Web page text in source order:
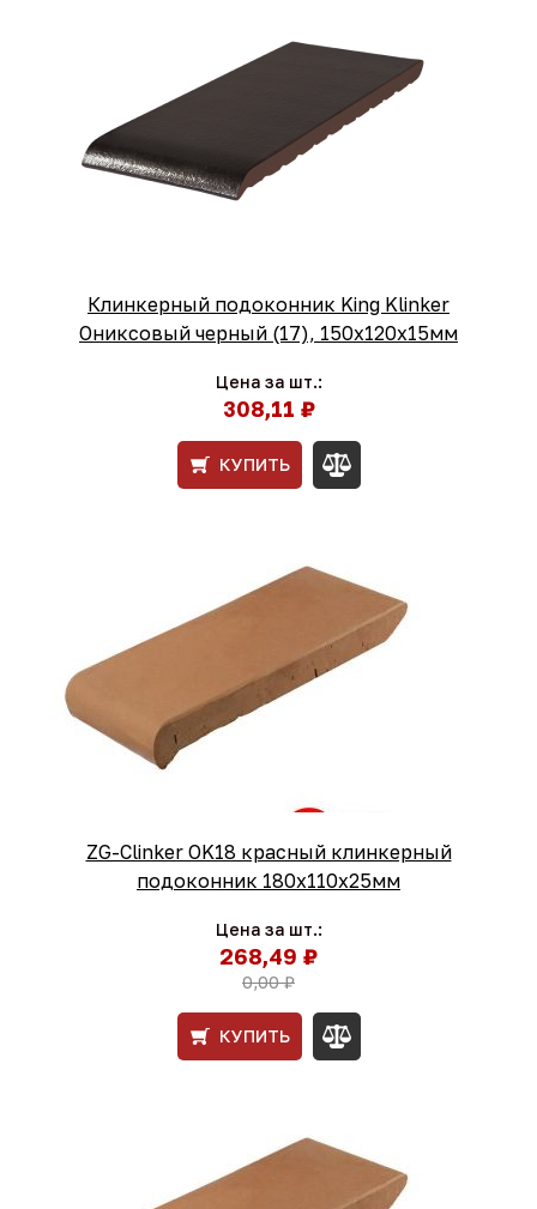
Клинкерный подоконник King Klinker
Ониксовый черный (17), 150х120х15мм
Цена за шт.:
308,11 ₽
КУПИТЬ
ZG-Clinker OK18 красный клинкерный
подоконник 180x110x25мм
Цена за шт.:
268,49 ₽
0,00 ₽
КУПИТЬ